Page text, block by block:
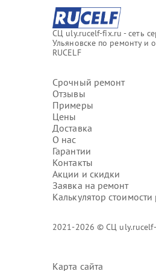
СЦ uly.rucelf-fix.ru - сеть
Ульяновске по ремонту и
RUCELF
Срочный ремонт
Отзывы
Примеры
Цены
Доставка
О нас
Гарантии
Контакты
Акции и скидки
Заявка на ремонт
Калькулятор
2021-2026 © СЦ
Карта сайта